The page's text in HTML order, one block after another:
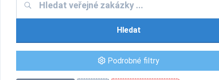
Hledat
Podrobné filtry